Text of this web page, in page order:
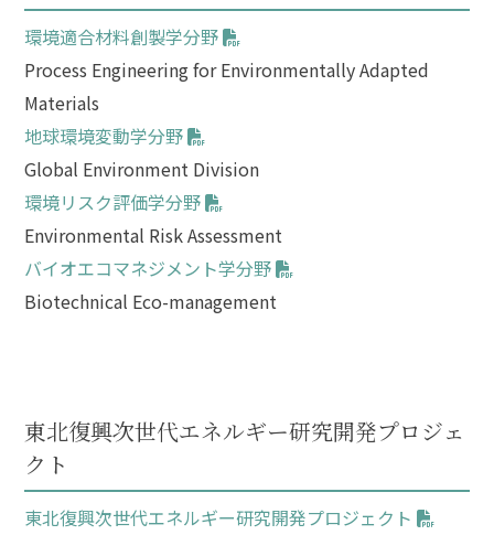
環境適合材料創製学分野
Process Engineering for Environmentally Adapted
Materials
地球環境変動学分野
Global Environment Division
環境リスク評価学分野
Environmental Risk Assessment
バイオエコマネジメント学分野
Biotechnical Eco-management
東北復興次世代エネルギー研究開発プロジェ
クト
東北復興次世代エネルギー研究開発プロジェクト